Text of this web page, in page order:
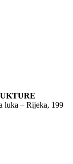
luka – Rijeka, 199